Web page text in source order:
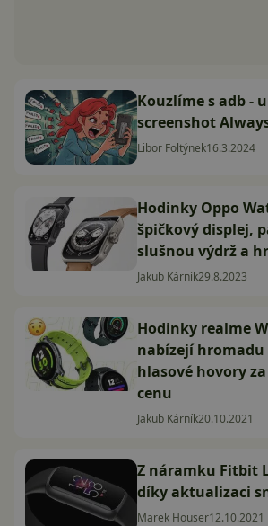
Kouzlíme s adb -
screenshot
Libor Foltýnek16.3.2024
Hodinky Oppo
špičkový displej,
slušnou výdrž a
Jakub Kárník29.8.2023
Hodinky realme
nabízejí hromadu
hlasové hovory
cenu
Jakub Kárník20.10.2021
Z náramku Fitbit
díky aktualizaci
Marek Houser12.10.2021